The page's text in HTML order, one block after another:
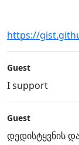
https://
Guest
I support
Guest
დედისტყვნის